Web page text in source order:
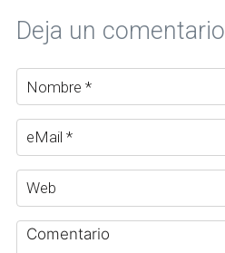
Deja un comentario